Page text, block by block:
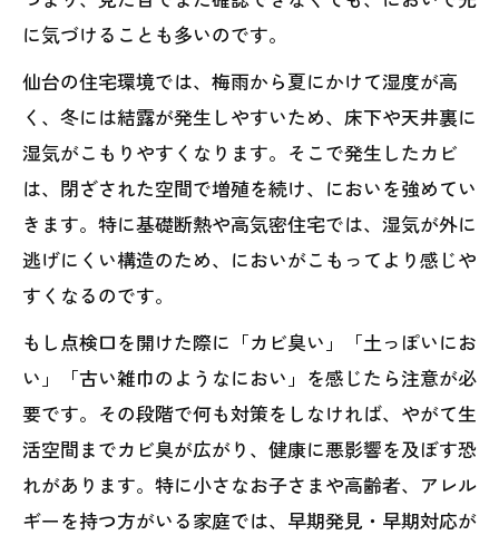
に気づけることも多いのです。
仙台の住宅環境では、梅雨から夏にかけて湿度が高
く、冬には結露が発生しやすいため、床下や天井裏に
湿気がこもりやすくなります。そこで発生したカビ
は、閉ざされた空間で増殖を続け、においを強めてい
きます。特に基礎断熱や高気密住宅では、湿気が外に
逃げにくい構造のため、においがこもってより感じや
すくなるのです。
もし点検口を開けた際に「カビ臭い」「土っぽいにお
い」「古い雑巾のようなにおい」を感じたら注意が必
要です。その段階で何も対策をしなければ、やがて生
活空間までカビ臭が広がり、健康に悪影響を及ぼす恐
れがあります。特に小さなお子さまや高齢者、アレル
ギーを持つ方がいる家庭では、早期発見・早期対応が